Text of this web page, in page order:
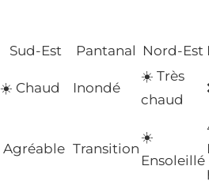
Sud-Est Pantanal Nord-Est
☀️ Chaud Inondé
☀️ Très
chaud
️ Agréable Transition
☀️
Ensoleillé